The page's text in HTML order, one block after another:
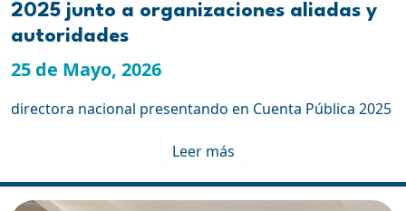
2025 junto a organizaciones aliadas y
autoridades
25 de Mayo, 2026
directora nacional presentando en Cuenta Pública 2025
Leer más